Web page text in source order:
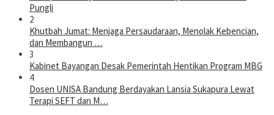
Pungli
2
Khutbah Jumat: Menjaga Persaudaraan, Menolak Kebencian,
dan Membangun …
3
Kabinet Bayangan Desak Pemerintah Hentikan Program MBG
4
Dosen UNISA Bandung Berdayakan Lansia Sukapura Lewat
Terapi SEFT dan M…